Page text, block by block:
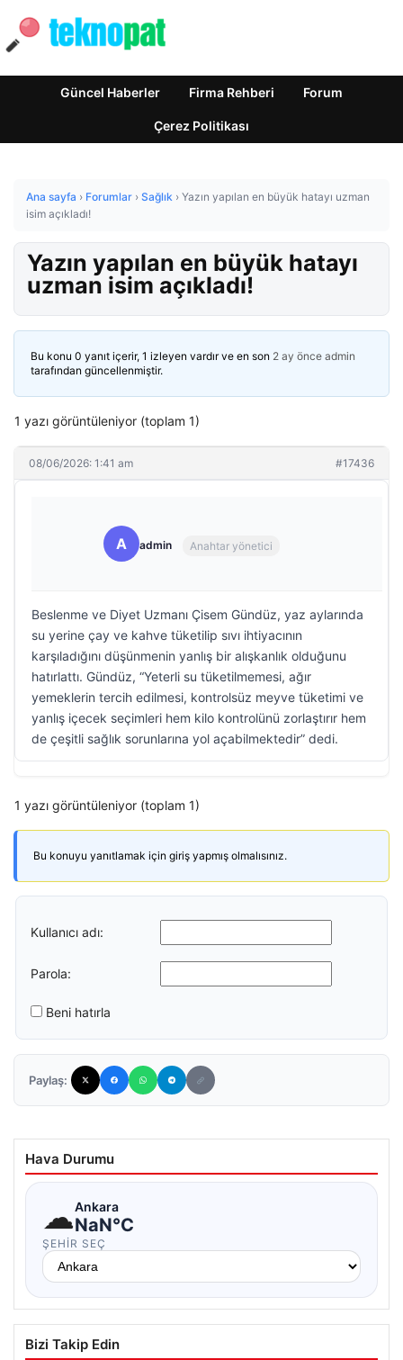
Güncel Haberler Firma Rehberi Forum
Çerez Politikası
Ana sayfa › Forumlar › Sağlık › Yazın yapılan en büyük hatayı uzman
isim açıkladı!
Yazın yapılan en büyük hatayı
uzman isim açıkladı!
Bu konu 0 yanıt içerir, 1 izleyen vardır ve en son 2 ay önce admin
tarafından güncellenmiştir.
1 yazı görüntüleniyor (toplam 1)
08/06/2026: 1:41 am #17436
A admin Anahtar yönetici
Beslenme ve Diyet Uzmanı Çisem Gündüz, yaz aylarında
su yerine çay ve kahve tüketilip sıvı ihtiyacının
karşıladığını düşünmenin yanlış bir alışkanlık olduğunu
hatırlattı. Gündüz, “Yeterli su tüketilmemesi, ağır
yemeklerin tercih edilmesi, kontrolsüz meyve tüketimi ve
yanlış içecek seçimleri hem kilo kontrolünü zorlaştırır hem
de çeşitli sağlık sorunlarına yol açabilmektedir” dedi.
1 yazı görüntüleniyor (toplam 1)
Bu konuyu yanıtlamak için giriş yapmış olmalısınız.
Kullanıcı adı:
Parola:
Beni hatırla
Paylaş:
Hava Durumu
☁Ankara
NaN°C
ŞEHIR SEÇ
Bizi Takip Edin